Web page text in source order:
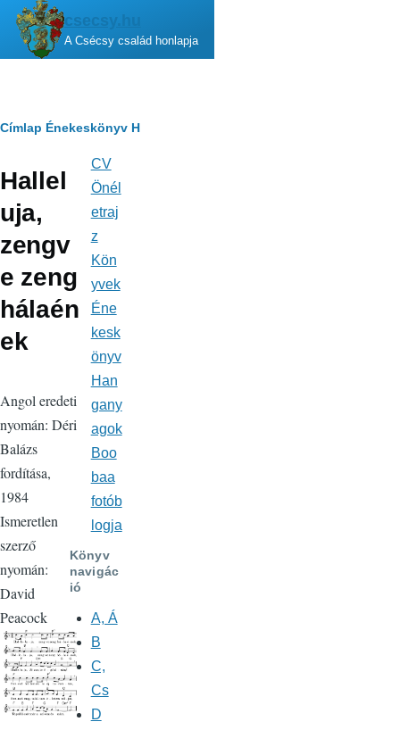
Ugrás a tartalomra
csecsy.hu
A Csécsy család honlapja
Morzsa
Címlap Énekeskönyv H
Hallel
uja,
zengv
e zeng
hálaén
ek
Angol eredeti
nyomán: Déri
Balázs
fordítása,
1984
Ismeretlen
szerző
nyomán:
David
Peacock
navigáció
CV
Önél
etraj
z
Kön
yvek
Éne
kesk
önyv
Han
gany
agok
Boo
baa
fotób
logja
Könyv
navigác
ió
A, Á
B
C,
Cs
D